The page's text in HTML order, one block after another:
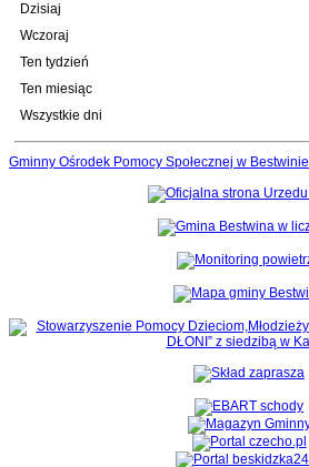
Dzisiaj
Wczoraj
Ten tydzień
Ten miesiąc
Wszystkie dni
Gminny Ośrodek Pomocy Społecznej w Bestwinie